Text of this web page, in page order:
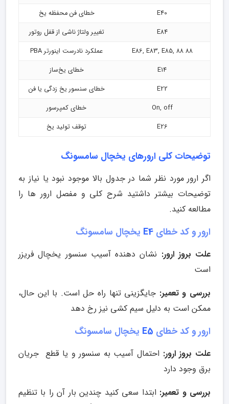
E40
خطای فن محفظه یخ
E84
تغییر ولتاژ ناشی از قفل روتور
E86, E83, E85, 88 88
عملکرد نادرست اینورتر PBA
E14
خطای یخ‌ساز
E22
خطای سنسور یخ زدگی یا فن
On, off
خطای کمپرسور
E26
توقف تولید یخ
توضیحات کلی ارورهای یخچال سامسونگ
اگر ارور مورد نظر شما در جدول بالا موجود نبود یا نیاز به
توضیحات بیشتر داشتید شرح کلی و مفصل ارور ها را
مطالعه کنید.
ارور و کد خطای E4 یخچال سامسونگ
علت بروز ارور: نشان دهنده آسیب سنسور یخچال فریزر
است
بررسی و تعمیر: جایگزینی تنها راه حل است. با این حال،
ممکن است به دلیل سیم کشی نیز رخ دهد
ارور و کد خطای E5 یخچال سامسونگ
علت بروز ارور: احتمال آسیب به سنسور و یا قطع جریان
برق وجود دارد
بررسی و تعمیر: ابتدا سعی کنید چندین بار آن را با تنظیم